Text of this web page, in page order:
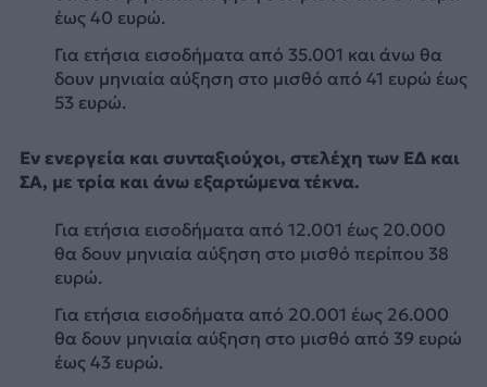
έως 40 ευρώ.
Για ετήσια εισοδήματα από 35.001 και άνω θα
δουν μηνιαία αύξηση στο μισθό από 41 ευρώ έως
53 ευρώ.
Εν ενεργεία και συνταξιούχοι, στελέχη των ΕΔ και
ΣΑ, με τρία και άνω εξαρτώμενα τέκνα.
Για ετήσια εισοδήματα από 12.001 έως 20.000
θα δουν μηνιαία αύξηση στο μισθό περίπου 38
ευρώ.
Για ετήσια εισοδήματα από 20.001 έως 26.000
θα δουν μηνιαία αύξηση στο μισθό από 39 ευρώ
έως 43 ευρώ.